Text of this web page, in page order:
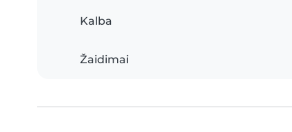
Kalba
Žaidimai